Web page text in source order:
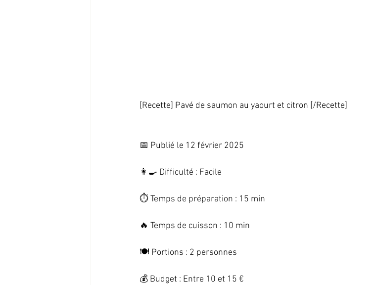
[Recette] Pavé de saumon au yaourt et citron [/Recette]
📅 Publié le 12 février 2025
👩‍🍳 Difficulté : Facile
⏱️ Temps de préparation : 15 min
🔥 Temps de cuisson : 10 min
🍽️ Portions : 2 personnes
💰 Budget : Entre 10 et 15 €